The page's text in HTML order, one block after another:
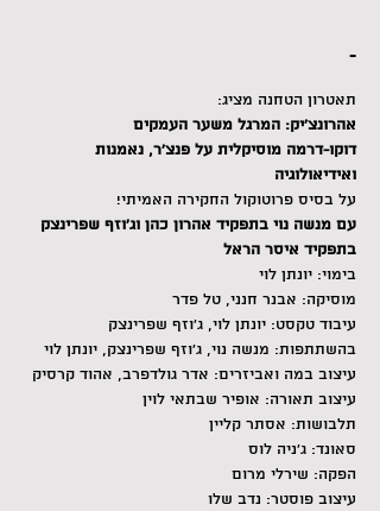
-
תאטרון הטחנה מציג:
אהרונצ'יק: המרגל משער העמקים
דוקו-דרמה מוסיקלית על פנצ'ר, נאמנות
ואידיאולוגיה
על בסיס פרוטוקול החקירה האמיתי!
עם מנשה נוי בתפקיד אהרון כהן וג'וזף שפרינצק
בתפקיד איסר הראל
בימוי: יונתן לוי
מוסיקה: אבנר חנני, טל פדר
עיבוד טקסט: יונתן לוי, ג׳וזף שפרינצק
בהשתתפות: מנשה נוי, ג׳וזף שפרינצק, יונתן לוי
עיצוב במה ואביזרים: אדר גולדפרב, אהוד קרסיק
עיצוב תאורה: אופיר שבתאי לוין
תלבושות: אסתר קליין
סאונד: ג'ניה לוס
הפקה: שירלי מרום
עיצוב פוסטר: נדב שלו